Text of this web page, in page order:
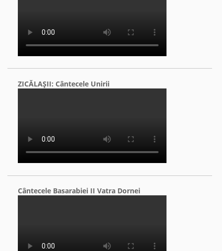
ZICĂLAŞII: Cântecele Unirii
Cântecele Basarabiei II Vatra Dornei